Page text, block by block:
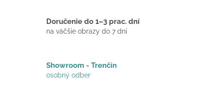
Doručenie do 1–3 prac. dní
na väčšie obrazy do 7 dní
Showroom - Trenčín
osobný odber